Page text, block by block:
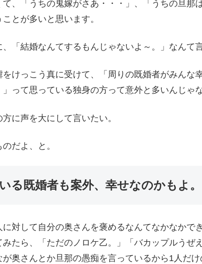
て、「うちの鬼嫁がさあ・・・」、「うちの旦那
とが多いと思います。
「結婚なんてするもんじゃないよ～。」なんて
けっこう真に受けて、「周りの既婚者がみんな
って思っている独身の方って意外と多いんじゃ
に声を大にして言いたい。
だよ、と。
る既婚者も案外、幸せなのかもよ。
対して自分の奥さんを褒めるなんてなかなかで
たら、「ただのノロケ乙。」「バカップルうぜ
奥さんとか旦那の愚痴を言っているから1人だ